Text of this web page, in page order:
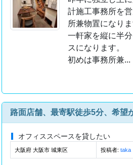
計施工事務所を
所兼物置になりま
一軒家を縦に半
スになります。
初めは事務所兼...
オフィススペースを貸したい
大阪府 大阪市 城東区 投稿者: taka